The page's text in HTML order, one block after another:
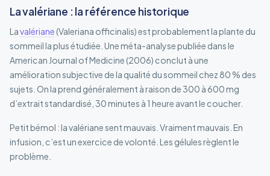
La valériane : la référence historique
Lavalériane (Valeriana officinalis) est probablement la plante du
sommeil la plus étudiée. Une méta-analyse publiée dans le
American Journal of Medicine (2006) conclut à une
amélioration subjective de la qualité du sommeil chez 80 % des
sujets. On la prend généralement à raison de 300 à 600 mg
d’extrait standardisé, 30 minutes à 1 heure avant le coucher.
Petit bémol : la valériane sent mauvais. Vraiment mauvais. En
infusion, c’est un exercice de volonté. Les gélules règlent le
problème.